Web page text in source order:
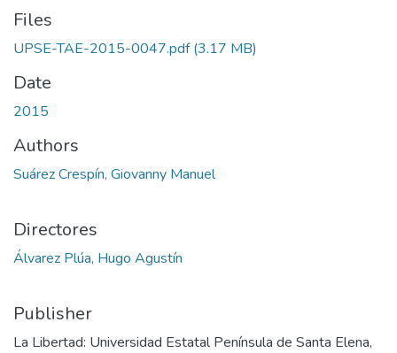
Files
UPSE-TAE-2015-0047.pdf(3.17 MB)
Date
2015
Authors
Suárez Crespín, Giovanny Manuel
Directores
Álvarez Plúa, Hugo Agustín
Publisher
La Libertad: Universidad Estatal Península de Santa Elena,